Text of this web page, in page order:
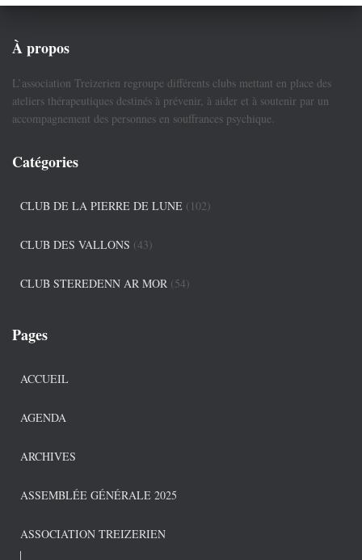
À propos
L’association Treizerien regroupe différents clubs mettant en place des
ateliers thérapeutiques destinés à prévenir, à aider et à soutenir par un
accompagnement des personnes en souffrances psychique.
Catégories
CLUB DE LA PIERRE DE LUNE (102)
CLUB DES VALLONS (43)
CLUB STEREDENN AR MOR (54)
Pages
ACCUEIL
AGENDA
ARCHIVES
ASSEMBLÉE GÉNÉRALE 2025
ASSOCIATION TREIZERIEN